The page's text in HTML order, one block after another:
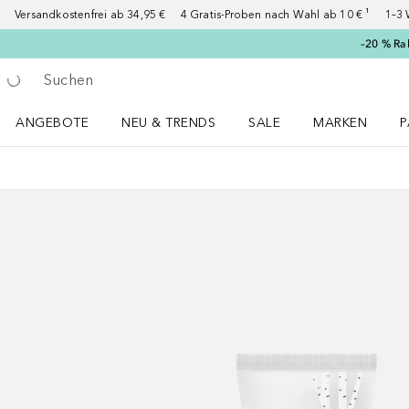
Versandkostenfrei ab 34,95 € 4 Gratis-Proben nach Wahl ab 10 € ¹ 1–3
–20 %
Gehe zurück
Suche ausführen
ANGEBOTE
NEU & TRENDS
SALE
MARKEN